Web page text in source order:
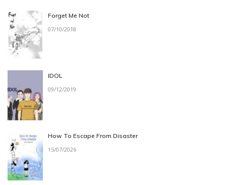
Forget Me Not
07/10/2018
IDOL
09/12/2019
How To Escape From Disaster
15/07/2026